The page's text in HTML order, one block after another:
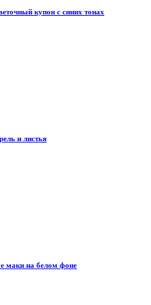
купон с синих тонах
и листья
маки на белом фоне